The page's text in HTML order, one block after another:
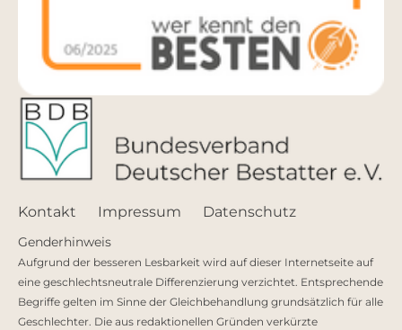
Kontakt Impressum Datenschutz
Genderhinweis
Aufgrund der besseren Lesbarkeit wird auf dieser Internetseite auf
eine geschlechtsneutrale Differenzierung verzichtet. Entsprechende
Begriffe gelten im Sinne der Gleichbehandlung grundsätzlich für alle
Geschlechter. Die aus redaktionellen Gründen verkürzte